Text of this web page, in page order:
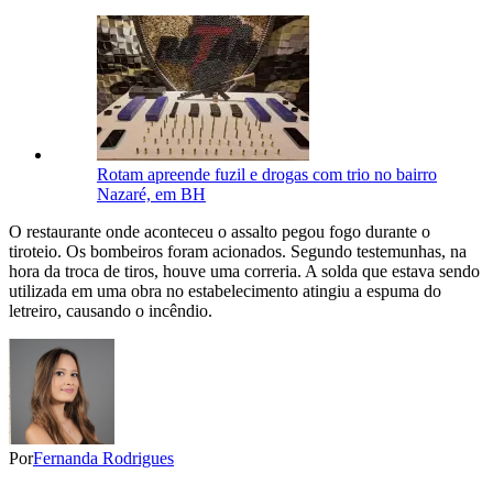
Rotam apreende fuzil e drogas com trio no bairro
Nazaré, em BH
O restaurante onde aconteceu o assalto pegou fogo durante o
tiroteio. Os bombeiros foram acionados. Segundo testemunhas, na
hora da troca de tiros, houve uma correria. A solda que estava sendo
utilizada em uma obra no estabelecimento atingiu a espuma do
letreiro, causando o incêndio.
PorFernanda Rodrigues